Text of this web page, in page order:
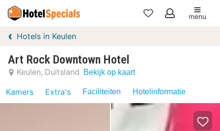
Mijn
menu
Hotels in Keulen
Art Rock Downtown Hotel
Keulen Duitsland Bekijk op kaart
Kamers Extra's Faciliteiten Hotelinformatie